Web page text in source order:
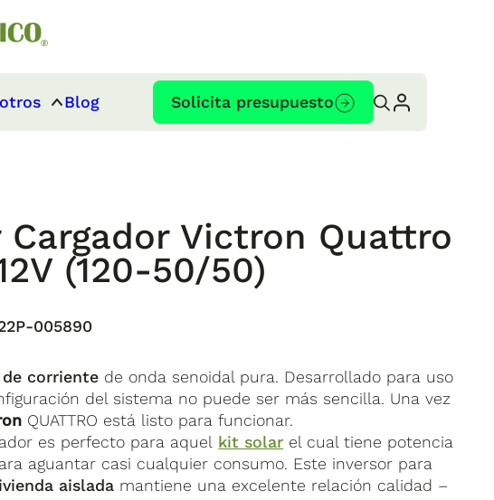
Blog Solicita presupuesto
Cargador Victron Quattro
(120-50/50)
005890
corriente de onda senoidal pura. Desarrollado para uso
del sistema no puede ser más sencilla. Una vez
QUATTRO está listo para funcionar.
es perfecto para aquel kit solar el cual tiene potencia
aguantar casi cualquier consumo. Este inversor para
aislada mantiene una excelente relación calidad –